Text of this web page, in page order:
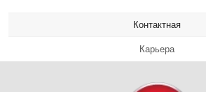
Контактная
Карьера